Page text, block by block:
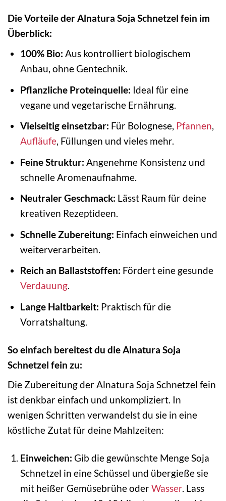
Die Vorteile der Alnatura Soja Schnetzel fein im
Überblick:
100% Bio: Aus kontrolliert biologischem
Anbau, ohne Gentechnik.
Pflanzliche Proteinquelle: Ideal für eine
vegane und vegetarische Ernährung.
Vielseitig einsetzbar: Für Bolognese, Pfannen,
Aufläufe, Füllungen und vieles mehr.
Feine Struktur: Angenehme Konsistenz und
schnelle Aromenaufnahme.
Neutraler Geschmack: Lässt Raum für deine
kreativen Rezeptideen.
Schnelle Zubereitung: Einfach einweichen und
weiterverarbeiten.
Reich an Ballaststoffen: Fördert eine gesunde
Verdauung.
Lange Haltbarkeit: Praktisch für die
Vorratshaltung.
So einfach bereitest du die Alnatura Soja
Schnetzel fein zu:
Die Zubereitung der Alnatura Soja Schnetzel fein
ist denkbar einfach und unkompliziert. In
wenigen Schritten verwandelst du sie in eine
köstliche Zutat für deine Mahlzeiten:
Einweichen: Gib die gewünschte Menge Soja
Schnetzel in eine Schüssel und übergieße sie
mit heißer Gemüsebrühe oderWasser. Lass